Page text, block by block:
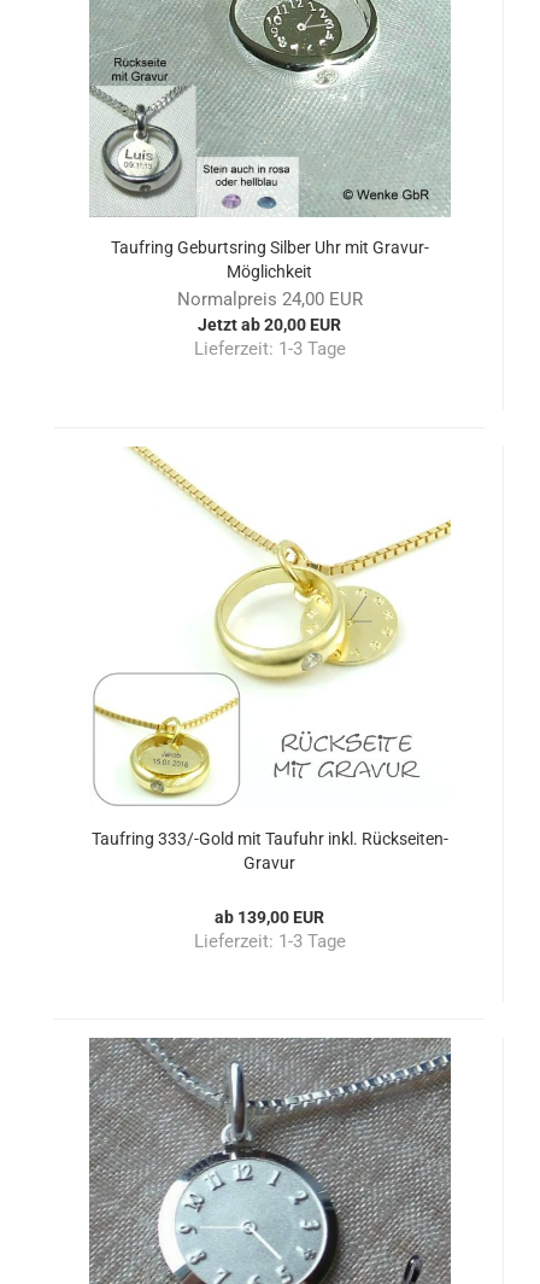
Taufring Geburtsring Silber Uhr mit Gravur-
Möglichkeit
Normalpreis 24,00 EUR
Jetzt ab 20,00 EUR
Lieferzeit: 1-3 Tage
Taufring 333/-Gold mit Taufuhr inkl. Rückseiten-
Gravur
ab 139,00 EUR
Lieferzeit: 1-3 Tage